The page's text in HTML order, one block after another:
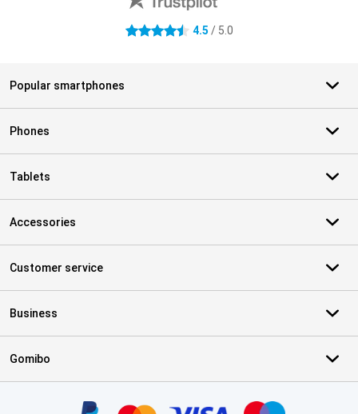
4.5 stars 4.5 / 5.0
Popular smartphones
Phones
Tablets
Accessories
Customer service
Business
Gomibo